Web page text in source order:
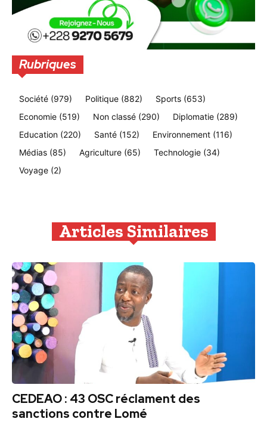
Rubriques
Société (979) Politique (882) Sports (653)
Economie (519) Non classé (290) Diplomatie (289)
Education (220) Santé (152) Environnement (116)
Médias (85) Agriculture (65) Technologie (34)
Voyage (2)
Articles Similaires
CEDEAO : 43 OSC réclament des
sanctions contre Lomé